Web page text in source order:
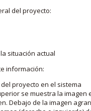
del proyecto:
situación actual
información:
proyecto en el sistema
se muestra la
Debajo de la imagen